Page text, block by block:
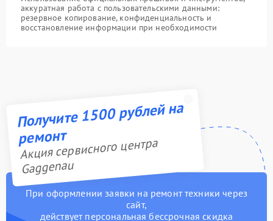
аккуратная работа с пользовательскими данными:
резервное копирование, конфиденциальность и
восстановление информации при необходимости
Получите 1500 рублей на
ремонт
Акция сервисного центра
Gaggenau
При оформлении заявки на ремонт техники через
сайт,
действует персональная бессрочная скидка